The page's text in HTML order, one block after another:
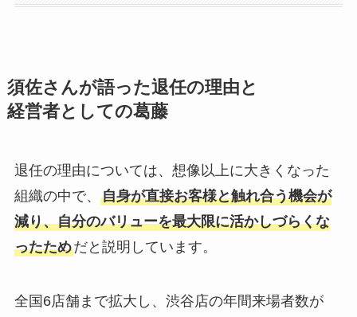
須佐さんが語った退任の理由と
経営者としての葛藤
退任の理由については、想像以上に大きくなった
組織の中で、 自身が直接お客様と触れ合う機会が
減り、自分のバリューを最大限に活かしづらくな
ったためだと説明しています。
全国6店舗まで拡大し、渋谷店の年間来場者数が